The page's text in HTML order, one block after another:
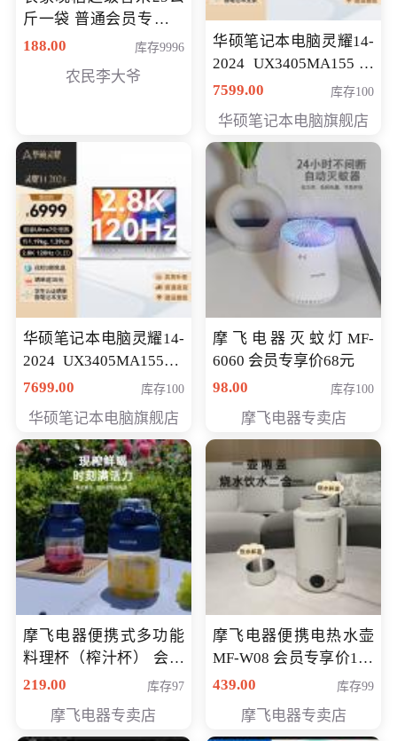
斤一袋 普通会员专享价
格178元
188.00 库存9996
农民李大爷
华硕笔记本电脑灵耀14-
2024 UX3405MA155冰
川银 oled 智慧轻薄本 会
7599.00 库存100
华硕笔记本电脑旗舰店
华硕笔记本电脑灵耀14-
2024 UX3405MA155夜
空蓝 oled 智慧轻薄本 会
7699.00 库存100
华硕笔记本电脑旗舰店
摩飞电器灭蚊灯MF-
6060 会员专享价68元
98.00
库存100
摩飞电器专卖店
摩飞电器便携式多功能
料理杯（榨汁杯） 会员
专享价118元
219.00 库存97
摩飞电器专卖店
摩飞电器便携电热水壶
MF-W08 会员专享价198
元
439.00 库存99
摩飞电器专卖店